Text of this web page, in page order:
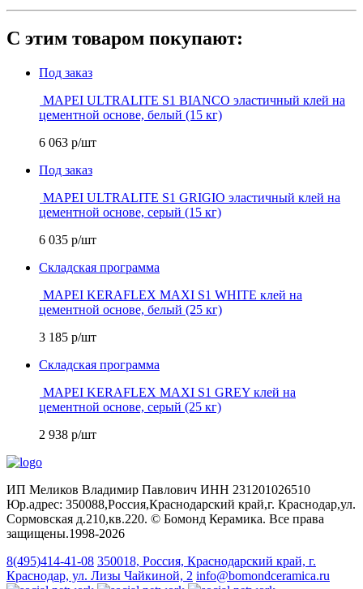
С этим товаром покупают:
Под заказ
MAPEI ULTRALITE S1 BIANCO эластичный клей на
цементной основе, белый (15 кг)
6 063 р/шт
Под заказ
MAPEI ULTRALITE S1 GRIGIO эластичный клей на
цементной основе, серый (15 кг)
6 035 р/шт
Складская программа
MAPEI KERAFLEX MAXI S1 WHITE клей на
цементной основе, белый (25 кг)
3 185 р/шт
Складская программа
MAPEI KERAFLEX MAXI S1 GREY клей на
цементной основе, серый (25 кг)
2 938 р/шт
ИП Меликов Владимир Павлович ИНН 231201026510
Юр.адрес: 350088,Россия,Краснодарский край,г. Краснодар,ул.
Сормовская д.210,кв.220. © Бомонд Керамика. Все права
защищены.1998‑2026
8(495)414-41-08 350018, Россия, Краснодарский край, г.
Краснодар, ул. Лизы Чайкиной, 2 info@bomondceramica.ru